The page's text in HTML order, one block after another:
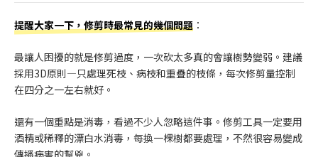
提醒大家一下，修剪時最常見的幾個問題 ：
最讓人困擾的就是修剪過度，一次砍太多真的會讓樹勢變弱。建議
採用3D原則—只處理死枝、病枝和重疊的枝條，每次修剪量控制
在四分之一左右就好。
還有一個重點是消毒，看過不少人忽略這件事。修剪工具一定要用
酒精或稀釋的漂白水消毒，每換一棵樹都要處理，不然很容易變成